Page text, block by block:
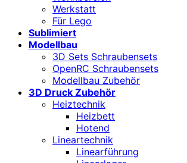
Werkstatt
Für Lego
Sublimiert
Modellbau
3D Sets Schraubensets
OpenRC Schraubensets
Modellbau Zubehör
3D Druck Zubehör
Heiztechnik
Heizbett
Hotend
Lineartechnik
Linearführung